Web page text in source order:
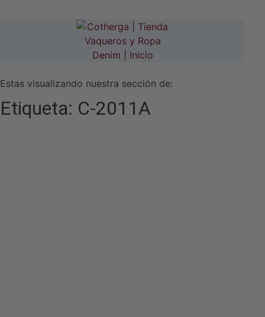
Estas visualizando nuestra sección de:
Etiqueta: C-2011A